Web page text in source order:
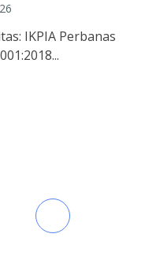
IKPIA Perbanas